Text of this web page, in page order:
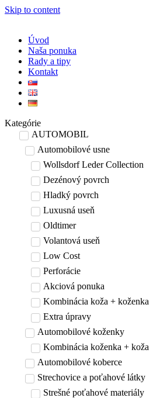
Skip to content
Úvod
Naša ponuka
Rady a tipy
Kontakt
Kategórie
AUTOMOBIL
Automobilové usne
Wollsdorf Leder Collection
Dezénový povrch
Hladký povrch
Luxusná useň
Oldtimer
Volantová useň
Low Cost
Perforácie
Akciová ponuka
Kombinácia koža + koženka
Extra úpravy
Automobilové koženky
Kombinácia koženka + koža
Automobilové koberce
Strechovice a poťahové látky
Strešné poťahové materiály